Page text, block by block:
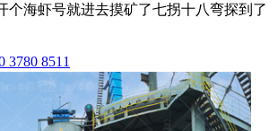
个海虾号就进去摸矿了七拐十八弯探到了
3780 8511